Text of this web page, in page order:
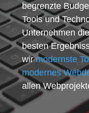
begrenzte
Tools und
Unternehmen
besten
wirmodernste
modernes
allen